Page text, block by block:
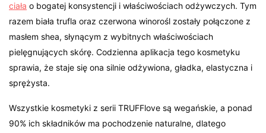
ciała o bogatej konsystencji i właściwościach odżywczych. Tym
razem biała trufla oraz czerwona winorośl zostały połączone z
masłem shea, słynącym z wybitnych właściwościach
pielęgnujących skórę. Codzienna aplikacja tego kosmetyku
sprawia, że staje się ona silnie odżywiona, gładka, elastyczna i
sprężysta.
Wszystkie kosmetyki z serii TRUFFlove są wegańskie, a ponad
90% ich składników ma pochodzenie naturalne, dlatego